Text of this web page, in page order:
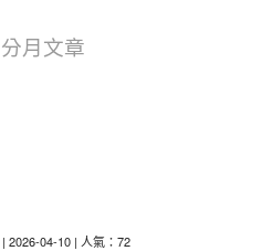
分月文章
| 2026-04-10 | 人氣：72